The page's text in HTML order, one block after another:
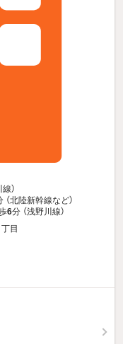
）
（北陸新幹線など）
6分 （浅野川線）
目